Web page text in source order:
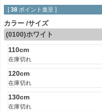
[ 38 ポイント進呈 ]
カラー サイズ
(0100)ホワイト
110cm
在庫切れ
120cm
在庫切れ
130cm
在庫切れ